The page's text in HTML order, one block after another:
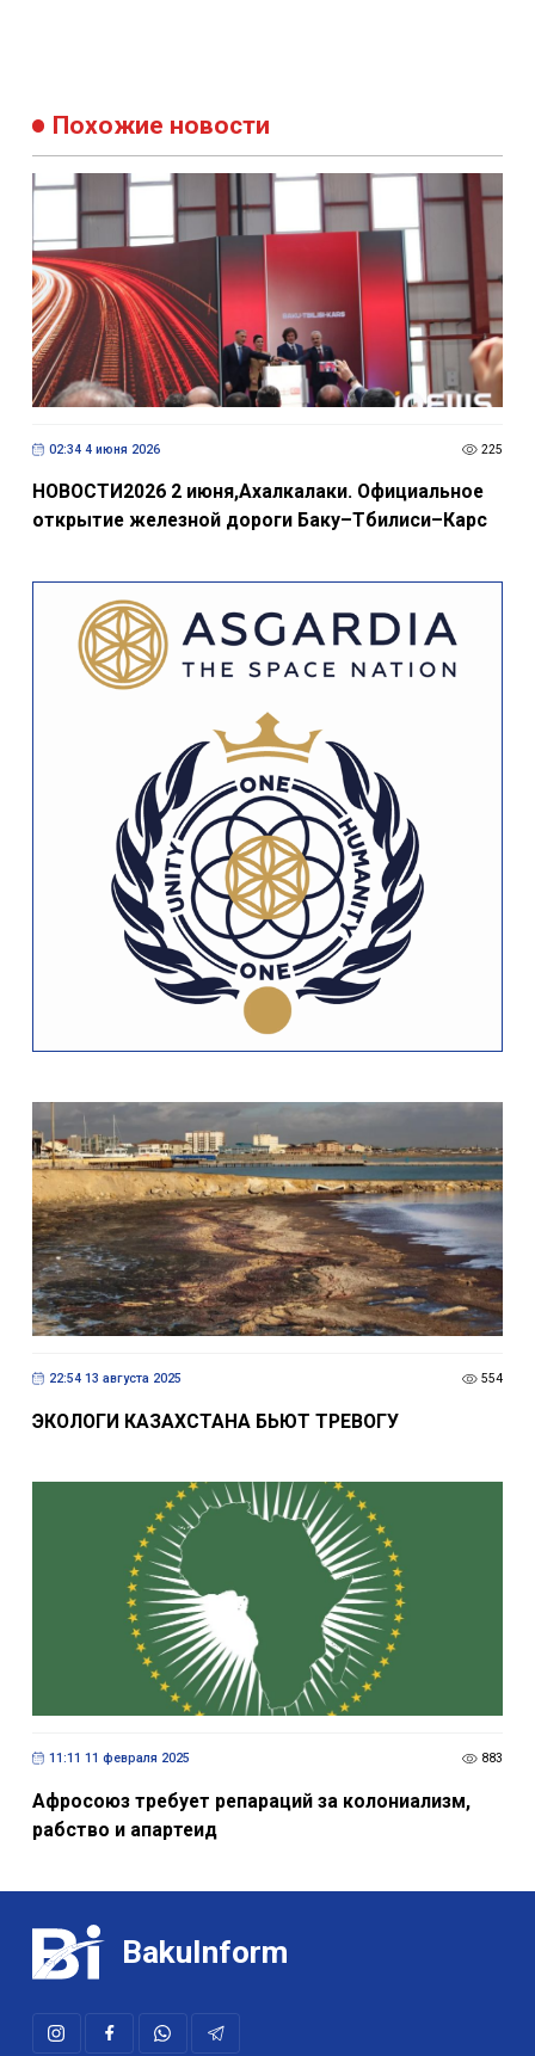
Похожие новости
02:34 4 июня 2026 225
НОВОСТИ2026 2 июня,Ахалкалаки. Официальное
открытие железной дороги Баку–Тбилиси–Карс
22:54 13 августа 2025 554
ЭКОЛОГИ КАЗАХСТАНА БЬЮТ ТРЕВОГУ
11:11 11 февраля 2025 883
Афросоюз требует репараций за колониализм,
рабство и апартеид
BakuInform